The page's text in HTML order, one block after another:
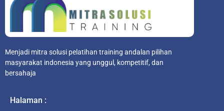
Menjadi mitra solusi pelatihan training andalan pilihan
masyarakat indonesia yang unggul, kompetitif, dan
bersahaja
Halaman :